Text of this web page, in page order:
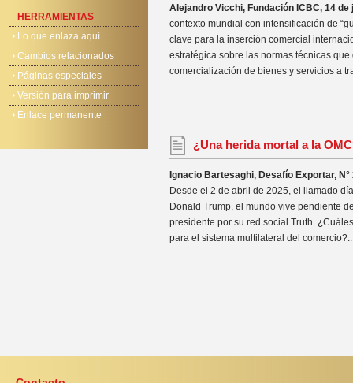
HERRAMIENTAS
Lo que enlaza aquí
Cambios relacionados
Páginas especiales
Versión para imprimir
Enlace permanente
Alejandro Vicchi, Fundación ICBC, 14 de
contexto mundial con intensificación de
clave para la inserción comercial
estratégica sobre las normas técnicas que
comercialización de bienes y servicios a
¿Una herida mortal a la
Ignacio Bartesaghi, Desafío Exportar,
Desde el 2 de abril de 2025, el llamado
Donald Trump, el mundo vive pendiente
presidente por su red social Truth.
para el sistema multilateral del